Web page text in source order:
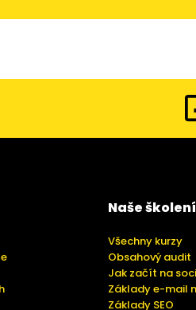
Naše školení
Všechny kurzy
Obsahový audit
Jak začít na
Základy e-mail
Základy SEO